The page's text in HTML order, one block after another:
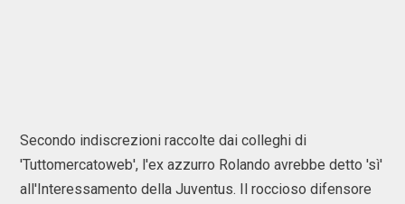
Secondo indiscrezioni raccolte dai colleghi di
'Tuttomercatoweb', l'ex azzurro Rolando avrebbe detto 'sì'
all'Interessamento della Juventus. Il roccioso difensore